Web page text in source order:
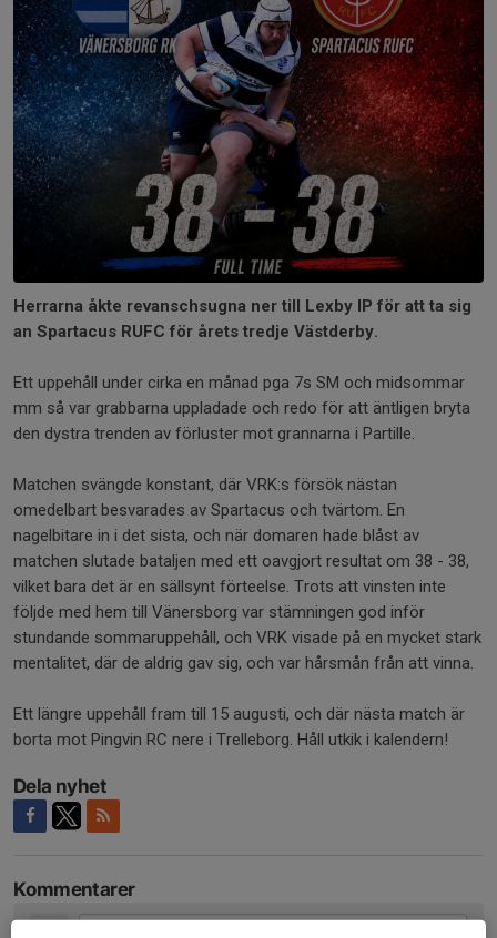
Herrarna åkte revanschsugna ner till Lexby IP för att ta sig
an Spartacus RUFC för årets tredje Västderby.
Ett uppehåll under cirka en månad pga 7s SM och midsommar
mm så var grabbarna uppladade och redo för att äntligen bryta
den dystra trenden av förluster mot grannarna i Partille.
Matchen svängde konstant, där VRK:s försök nästan
omedelbart besvarades av Spartacus och tvärtom. En
nagelbitare in i det sista, och när domaren hade blåst av
matchen slutade bataljen med ett oavgjort resultat om 38 - 38,
vilket bara det är en sällsynt förteelse. Trots att vinsten inte
följde med hem till Vänersborg var stämningen god inför
stundande sommaruppehåll, och VRK visade på en mycket stark
mentalitet, där de aldrig gav sig, och var hårsmån från att vinna.
Ett längre uppehåll fram till 15 augusti, och där nästa match är
borta mot Pingvin RC nere i Trelleborg. Håll utkik i kalendern!
Dela nyhet
Kommentarer